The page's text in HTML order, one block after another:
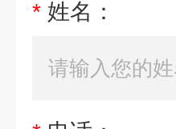
* 姓名：